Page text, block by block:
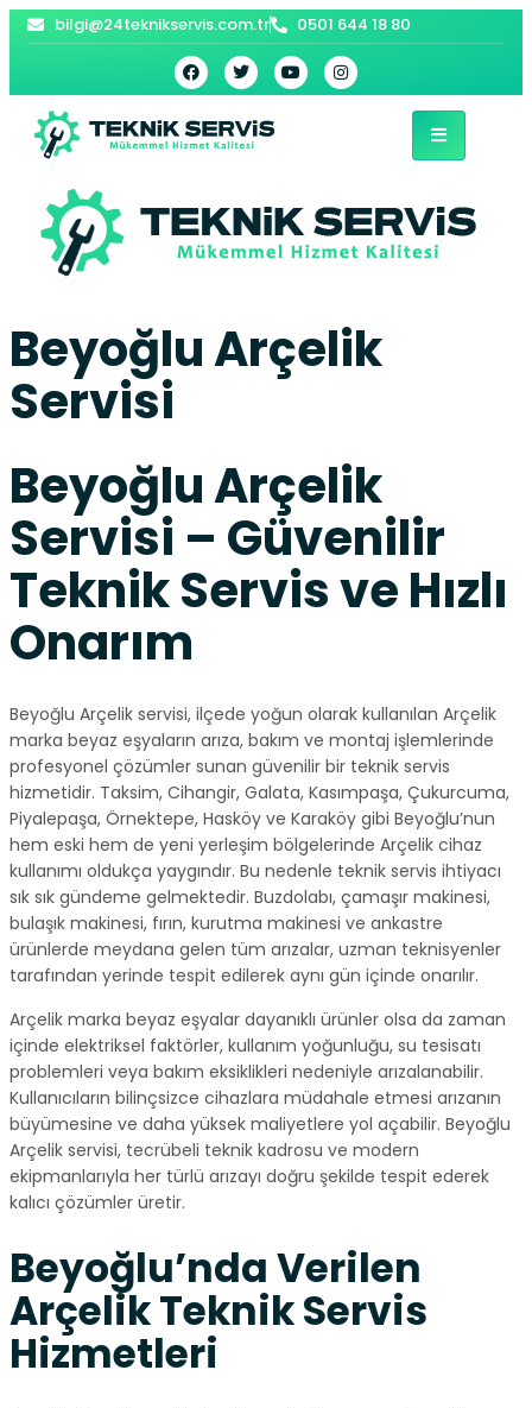
bilgi@24teknikservis.com.tr 0501 644 18 80
Beyoğlu Arçelik
Servisi
Beyoğlu Arçelik
Servisi – Güvenilir
Teknik Servis ve Hızlı
Onarım
Beyoğlu Arçelik servisi, ilçede yoğun olarak kullanılan Arçelik
marka beyaz eşyaların arıza, bakım ve montaj işlemlerinde
profesyonel çözümler sunan güvenilir bir teknik servis
hizmetidir. Taksim, Cihangir, Galata, Kasımpaşa, Çukurcuma,
Piyalepaşa, Örnektepe, Hasköy ve Karaköy gibi Beyoğlu’nun
hem eski hem de yeni yerleşim bölgelerinde Arçelik cihaz
kullanımı oldukça yaygındır. Bu nedenle teknik servis ihtiyacı
sık sık gündeme gelmektedir. Buzdolabı, çamaşır makinesi,
bulaşık makinesi, fırın, kurutma makinesi ve ankastre
ürünlerde meydana gelen tüm arızalar, uzman teknisyenler
tarafından yerinde tespit edilerek aynı gün içinde onarılır.
Arçelik marka beyaz eşyalar dayanıklı ürünler olsa da zaman
içinde elektriksel faktörler, kullanım yoğunluğu, su tesisatı
problemleri veya bakım eksiklikleri nedeniyle arızalanabilir.
Kullanıcıların bilinçsizce cihazlara müdahale etmesi arızanın
büyümesine ve daha yüksek maliyetlere yol açabilir. Beyoğlu
Arçelik servisi, tecrübeli teknik kadrosu ve modern
ekipmanlarıyla her türlü arızayı doğru şekilde tespit ederek
kalıcı çözümler üretir.
Beyoğlu’nda Verilen
Arçelik Teknik Servis
Hizmetleri